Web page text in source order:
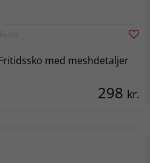
med meshdetaljer
298 kr.